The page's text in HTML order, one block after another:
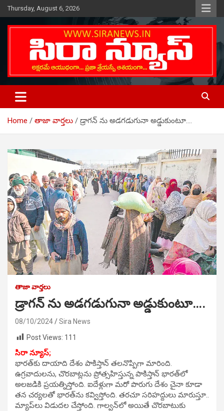
Skip
to
content
Thursday, August 6, 2026
SIRA NEWS
Telugu Online News Daily
Home తాజా వార్తలు డ్రాగన్ ను అడగడుగునా అడ్డుకుంటూ….
తాజా వార్తలు
డ్రాగన్ ను అడగడుగునా అడ్డుకుంటూ….
08/10/2024
Sira News
Post Views: 111
సిరా న్యూస్;
భారత్‌కు దాయాది దేశం పాకిస్తాన్‌ తలనొప్పిగా మారింది.
ఉగ్రవాదులను, చొరబాట్లను ప్రోత్సహిస్తున్న పాకిస్తాన్‌ భారత్‌లో
అలజడికి ప్రయత్నిస్తోంది. ఐదేళ్లుగా మరో పొరుగు దేశం చైనా కూడా
తన చర్యలతో భారత్‌ను కవ్విస్తోంది. తరచూ సరిహద్దులు మారుస్తూ..
మ్యాప్‌లు విడుదల చేస్తోంది. గాల్వన్‌లో అయితే చొరబాటుకు